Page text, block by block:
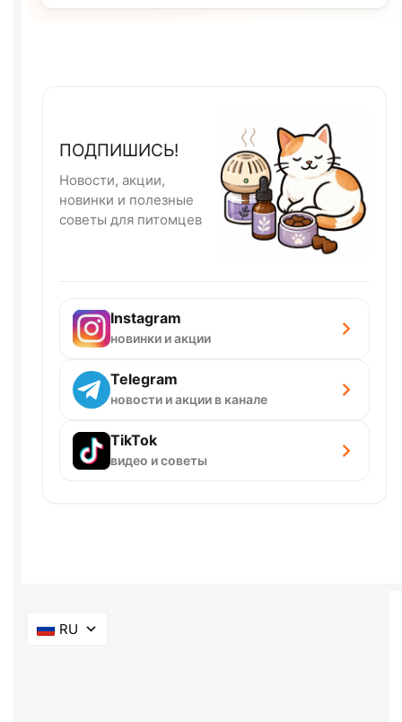
ПОДПИШИСЬ!
Новости, акции,
новинки и полезные
советы для питомцев
Instagram
новинки и акции
Telegram
новости и акции в канале
TikTok
видео и советы
RU